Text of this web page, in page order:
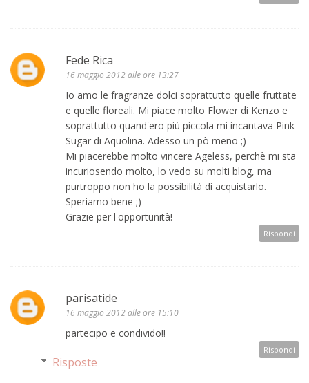
Fede Rica
16 maggio 2012 alle ore 13:27
Io amo le fragranze dolci soprattutto quelle fruttate
e quelle floreali. Mi piace molto Flower di Kenzo e
soprattutto quand'ero più piccola mi incantava Pink
Sugar di Aquolina. Adesso un pò meno ;)
Mi piacerebbe molto vincere Ageless, perchè mi sta
incuriosendo molto, lo vedo su molti blog, ma
purtroppo non ho la possibilità di acquistarlo.
Speriamo bene ;)
Grazie per l'opportunità!
Rispondi
parisatide
16 maggio 2012 alle ore 15:10
partecipo e condivido!!
Rispondi
Risposte